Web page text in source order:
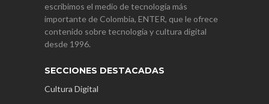
escribimos el medio de tecnología más
importante de Colombia, ENTER, que le ofrece
contenido sobre tecnología y cultura digital
desde 1996.
SECCIONES DESTACADAS
Cultura Digital